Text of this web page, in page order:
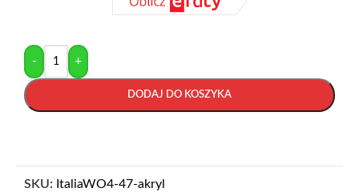
- +
DODAJ DO KOSZYKA
SKU: ItaliaWO4-47-akryl